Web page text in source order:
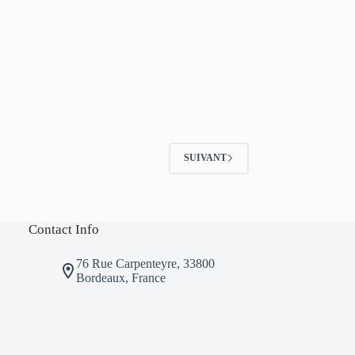
SUIVANT
Contact Info
76 Rue Carpenteyre, 33800
Bordeaux, France